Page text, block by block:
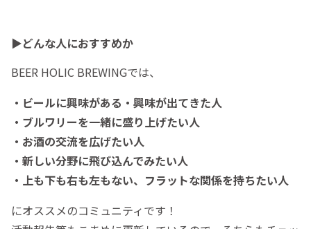
▶︎どんな人におすすめか
BEER HOLIC BREWINGでは、
・ビールに興味がある・興味が出てきた人
・ブルワリーを一緒に盛り上げたい人
・お酒の交流を広げたい人
・新しい分野に飛び込んでみたい人
・上も下も右も左もない、フラットな関係を持ちたい人
にオススメのコミュニティです！